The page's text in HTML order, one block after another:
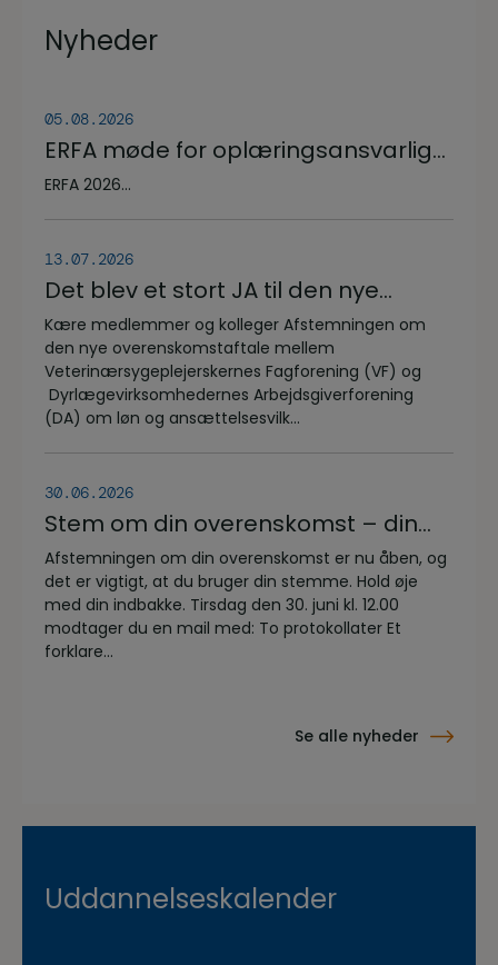
Nyheder
05.08.2026
ERFA møde for oplæringsansvarlige
på veterinærsygeplejerske
ERFA 2026...
13.07.2026
Det blev et stort JA til den nye
overenskomstaftale
Kære medlemmer og kolleger Afstemningen om
den nye overenskomstaftale mellem
Veterinærsygeplejerskernes Fagforening (VF) og
Dyrlægevirksomhedernes Arbejdsgiverforening
(DA) om løn og ansættelsesvilk...
30.06.2026
Stem om din overenskomst – din
stemme er vigtig!
Afstemningen om din overenskomst er nu åben, og
det er vigtigt, at du bruger din stemme. Hold øje
med din indbakke. Tirsdag den 30. juni kl. 12.00
modtager du en mail med: To protokollater Et
forklare...
Se alle nyheder
Uddannelseskalender